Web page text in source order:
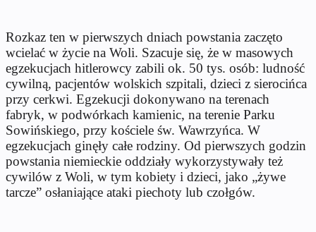
Rozkaz ten w pierwszych dniach powstania zaczęto
wcielać w życie na Woli. Szacuje się, że w masowych
egzekucjach hitlerowcy zabili ok. 50 tys. osób: ludność
cywilną, pacjentów wolskich szpitali, dzieci z sierocińca
przy cerkwi. Egzekucji dokonywano na terenach
fabryk, w podwórkach kamienic, na terenie Parku
Sowińskiego, przy kościele św. Wawrzyńca. W
egzekucjach ginęły całe rodziny. Od pierwszych godzin
powstania niemieckie oddziały wykorzystywały też
cywilów z Woli, w tym kobiety i dzieci, jako „żywe
tarcze” osłaniające ataki piechoty lub czołgów.